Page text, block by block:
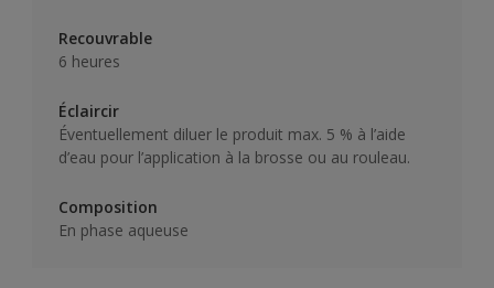
Recouvrable
6 heures
Éclaircir
Éventuellement diluer le produit max. 5 % à l’aide
d’eau pour l’application à la brosse ou au rouleau.
Composition
En phase aqueuse